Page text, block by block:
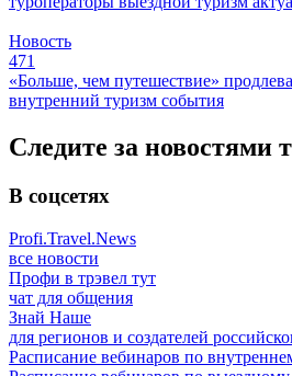
Новость
471
«Больше, чем путешествие»
внутренний туризм события
Следите за новостями
В соцсетях
Profi.Travel.News
все новости
Профи в трэвел тут
чат для общения
Знай Наше
для регионов и создателей
Расписание вебинаров по